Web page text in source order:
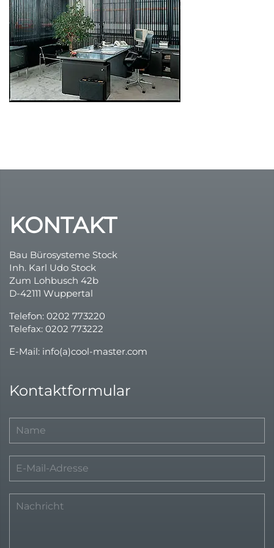
KONTAKT
Bau Bürosysteme Stock
Inh. Karl Udo Stock
Zum Lohbusch 42b
D-42111 Wuppertal
Telefon: 0202 773220
Telefax: 0202 773222
E-Mail: info(a)cool-master.com
Kontaktformular
Durchsicht
günstige Rollos
Sonnenschutz
Dachfensterrollos
Variable UV-B Energie !
Multirollo Video